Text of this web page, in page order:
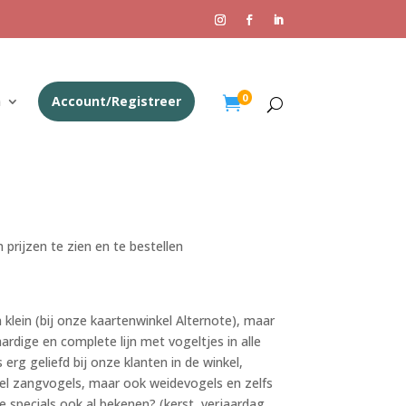
Account/Registreer 0
prijzen te zien en te bestellen
(bij onze kaartenwinkel Alternote), maar
en complete lijn met vogeltjes in alle
geliefd bij onze klanten in de winkel,
zangvogels, maar ook weidevogels en zelfs